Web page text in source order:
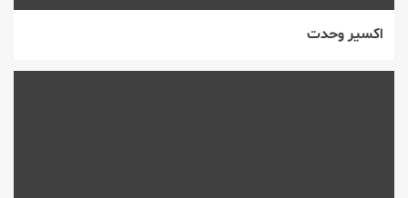
اكسير وحدت